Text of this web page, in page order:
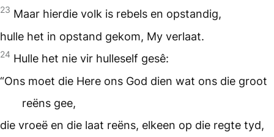
23 Maar hierdie volk is rebels en opstandig,
hulle het in opstand gekom, My verlaat.
24 Hulle het nie vir hulleself gesê:
“Ons moet die Here ons God dien wat ons die groot
reëns gee,
die vroeë en die laat reëns, elkeen op die regte tyd,